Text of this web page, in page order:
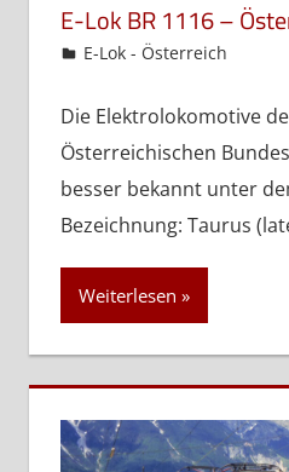
E-Lok BR 1116 –
admin
E-Lok - Österreich
Die Elektrolokomotive
Österreichischen
besser bekannt unter
Bezeichnung: Taurus
Weiterlesen